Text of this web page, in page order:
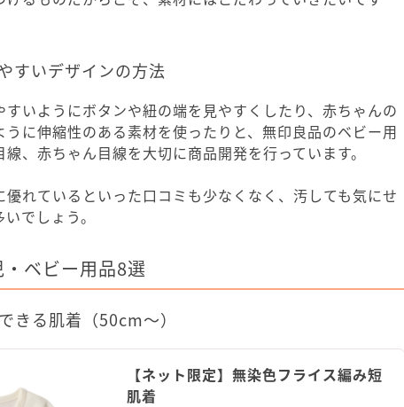
すいデザインの方法
いようにボタンや紐の端を見やすくしたり、赤ちゃんの
に伸縮性のある素材を使ったりと、無印良品のベビー用
、赤ちゃん目線を大切に商品開発を行っています。
れているといった口コミも少なくなく、汚しても気にせ
でしょう。
ベビー用品8選
きる肌着（50cm～）
【ネット限定】無染色フライス編み短
肌着